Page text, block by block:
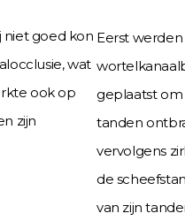
niet goed kon
wat
ook op
zijn
Eerst
geplaatst
tanden
vervolgens
de
van zijn